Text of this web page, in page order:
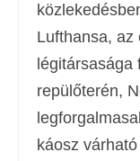
Lufthansa, az
repülőterén,
káosz